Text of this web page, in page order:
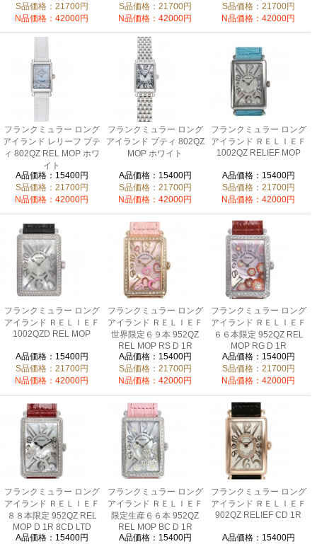
S品価格：21700円
N品価格：42000円
S品価格：21700円
N品価格：42000円
S品価格：21700円
N品価格：42000円
フランクミュラー ロング
アイランド レリーフ プテ
ィ 802QZ REL MOP ホワ
イト
A品価格：15400円
S品価格：21700円
N品価格：42000円
フランクミュラー ロング
アイランド プティ 802QZ
MOP ホワイト
A品価格：15400円
S品価格：21700円
N品価格：42000円
フランクミュラー ロング
アイランド ＲＥＬＩＥＦ
1002QZ RELIEF MOP
A品価格：15400円
S品価格：21700円
N品価格：42000円
フランクミュラー ロング
アイランド ＲＥＬＩＥＦ
1002QZD REL MOP
A品価格：15400円
S品価格：21700円
N品価格：42000円
フランクミュラー ロング
アイランド ＲＥＬＩＥＦ
世界限定６９本 952QZ
REL MOP RS D 1R
A品価格：15400円
S品価格：21700円
N品価格：42000円
フランクミュラー ロング
アイランド ＲＥＬＩＥＦ
６６本限定 952QZ REL
MOP RG D 1R
A品価格：15400円
S品価格：21700円
N品価格：42000円
フランクミュラー ロング
アイランド ＲＥＬＩＥＦ
８８本限定 952QZ REL
MOP D 1R 8CD LTD
A品価格：15400円
フランクミュラー ロング
アイランド ＲＥＬＩＥＦ
限定生産６６本 952QZ
REL MOP BC D 1R
A品価格：15400円
フランクミュラー ロング
アイランド ＲＥＬＩＥＦ
902QZ RELIEF CD 1R
A品価格：15400円